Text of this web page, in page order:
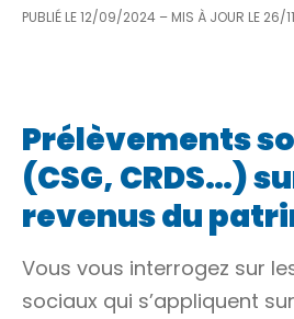
PUBLIÉ LE12/09/2024 – MIS À JOUR LE 26/
Prélèvements
(CSG, CRDS…)
revenus du
Vous vous interrogez sur
sociaux qui s’appliquent